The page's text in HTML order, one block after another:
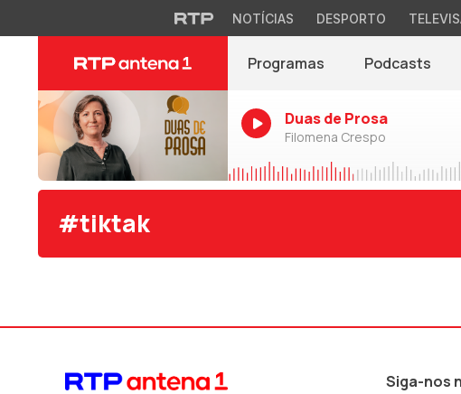
NOTÍCIAS DESPORTO
Programas Podcasts
Duas de Prosa
Filomena Crespo
#tiktak
Siga-nos